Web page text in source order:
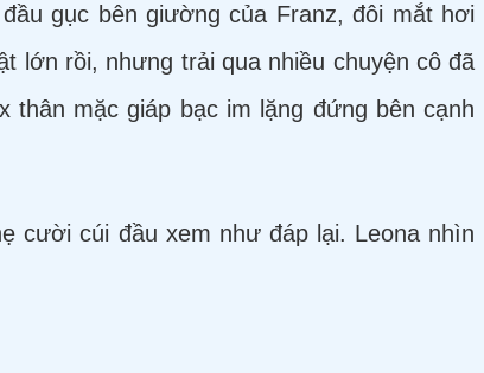
gục bên giường của Franz, đôi mắt hơi
lớn rồi, nhưng trải qua nhiều chuyện cô đã
thân mặc giáp bạc im lặng đứng bên cạnh
cười cúi đầu xem như đáp lại. Leona nhìn